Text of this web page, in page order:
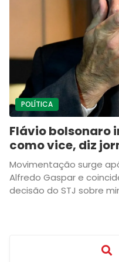
POLÍTICA
Flávio bolsonaro
como vice, diz
Movimentação surge
Alfredo Gaspar e
decisão do STJ sobre